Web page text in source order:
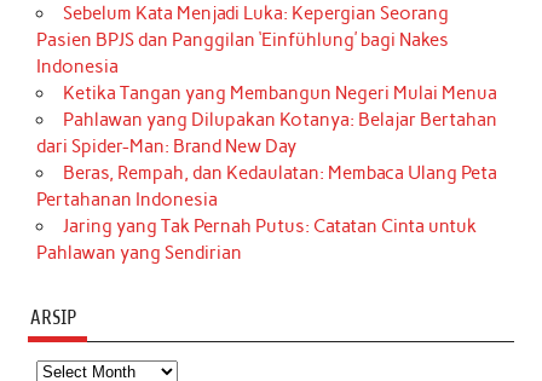
Sebelum Kata Menjadi Luka: Kepergian Seorang
Pasien BPJS dan Panggilan ‘Einfühlung’ bagi Nakes
Indonesia
Ketika Tangan yang Membangun Negeri Mulai Menua
Pahlawan yang Dilupakan Kotanya: Belajar Bertahan
dari Spider-Man: Brand New Day
Beras, Rempah, dan Kedaulatan: Membaca Ulang Peta
Pertahanan Indonesia
Jaring yang Tak Pernah Putus: Catatan Cinta untuk
Pahlawan yang Sendirian
ARSIP
Arsip